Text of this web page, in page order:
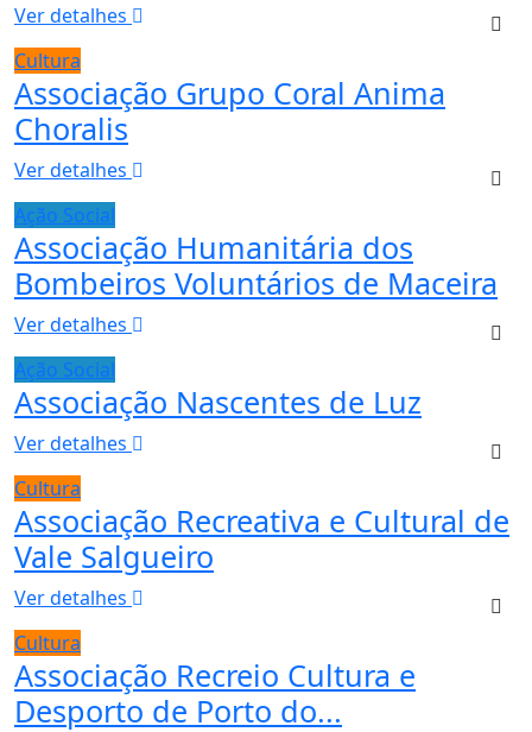
Ver detalhes
Cultura
Associação Grupo Coral Anima
Choralis
Ver detalhes
Ação Social
Associação Humanitária dos
Bombeiros Voluntários de Maceira
Ver detalhes
Ação Social
Associação Nascentes de Luz
Ver detalhes
Cultura
Associação Recreativa e Cultural de
Vale Salgueiro
Ver detalhes
Cultura
Associação Recreio Cultura e
Desporto de Porto do...